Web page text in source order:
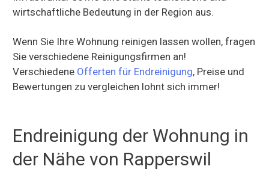
wirtschaftliche Bedeutung in der Region aus.
Wenn Sie Ihre Wohnung reinigen lassen wollen, fragen
Sie verschiedene Reinigungsfirmen an!
Verschiedene Offerten für Endreinigung, Preise und
Bewertungen zu vergleichen lohnt sich immer!
Endreinigung der Wohnung in
der Nähe von Rapperswil